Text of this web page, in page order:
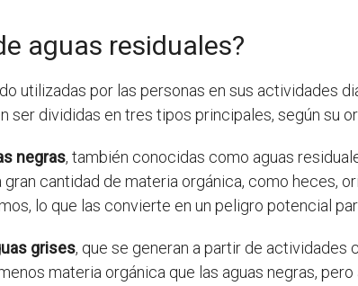
aguas residuales?
utilizadas por las personas en sus actividades
ser divididas en tres tipos principales, según su
negras, también conocidas como aguas
cantidad de materia orgánica, como heces,
lo que las convierte en un peligro potencial
grises, que se generan a partir de actividades
materia orgánica que las aguas negras,